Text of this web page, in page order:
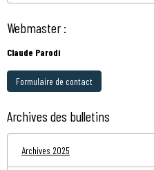
Webmaster :
Claude Parodi
Formulaire de contact
Archives des bulletins
Archives 2025